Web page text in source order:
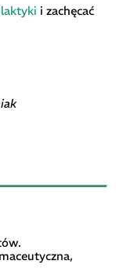
i zachęcać